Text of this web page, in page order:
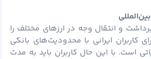
و انتقال وجه در ارزهای مختلف را
کاربران ایرانی با محدودیت‌های بانکی
است. با این حال کاربران باید به مدت